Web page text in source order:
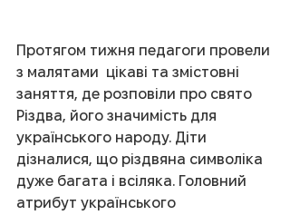
Протягом тижня педагоги провели
з малятами  цікаві та змістовні
заняття, де розповіли про свято
Різдва, його значимість для
українського народу. Діти
дізналися, що різдвяна символіка
дуже багата і всіляка. Головний
атрибут українського